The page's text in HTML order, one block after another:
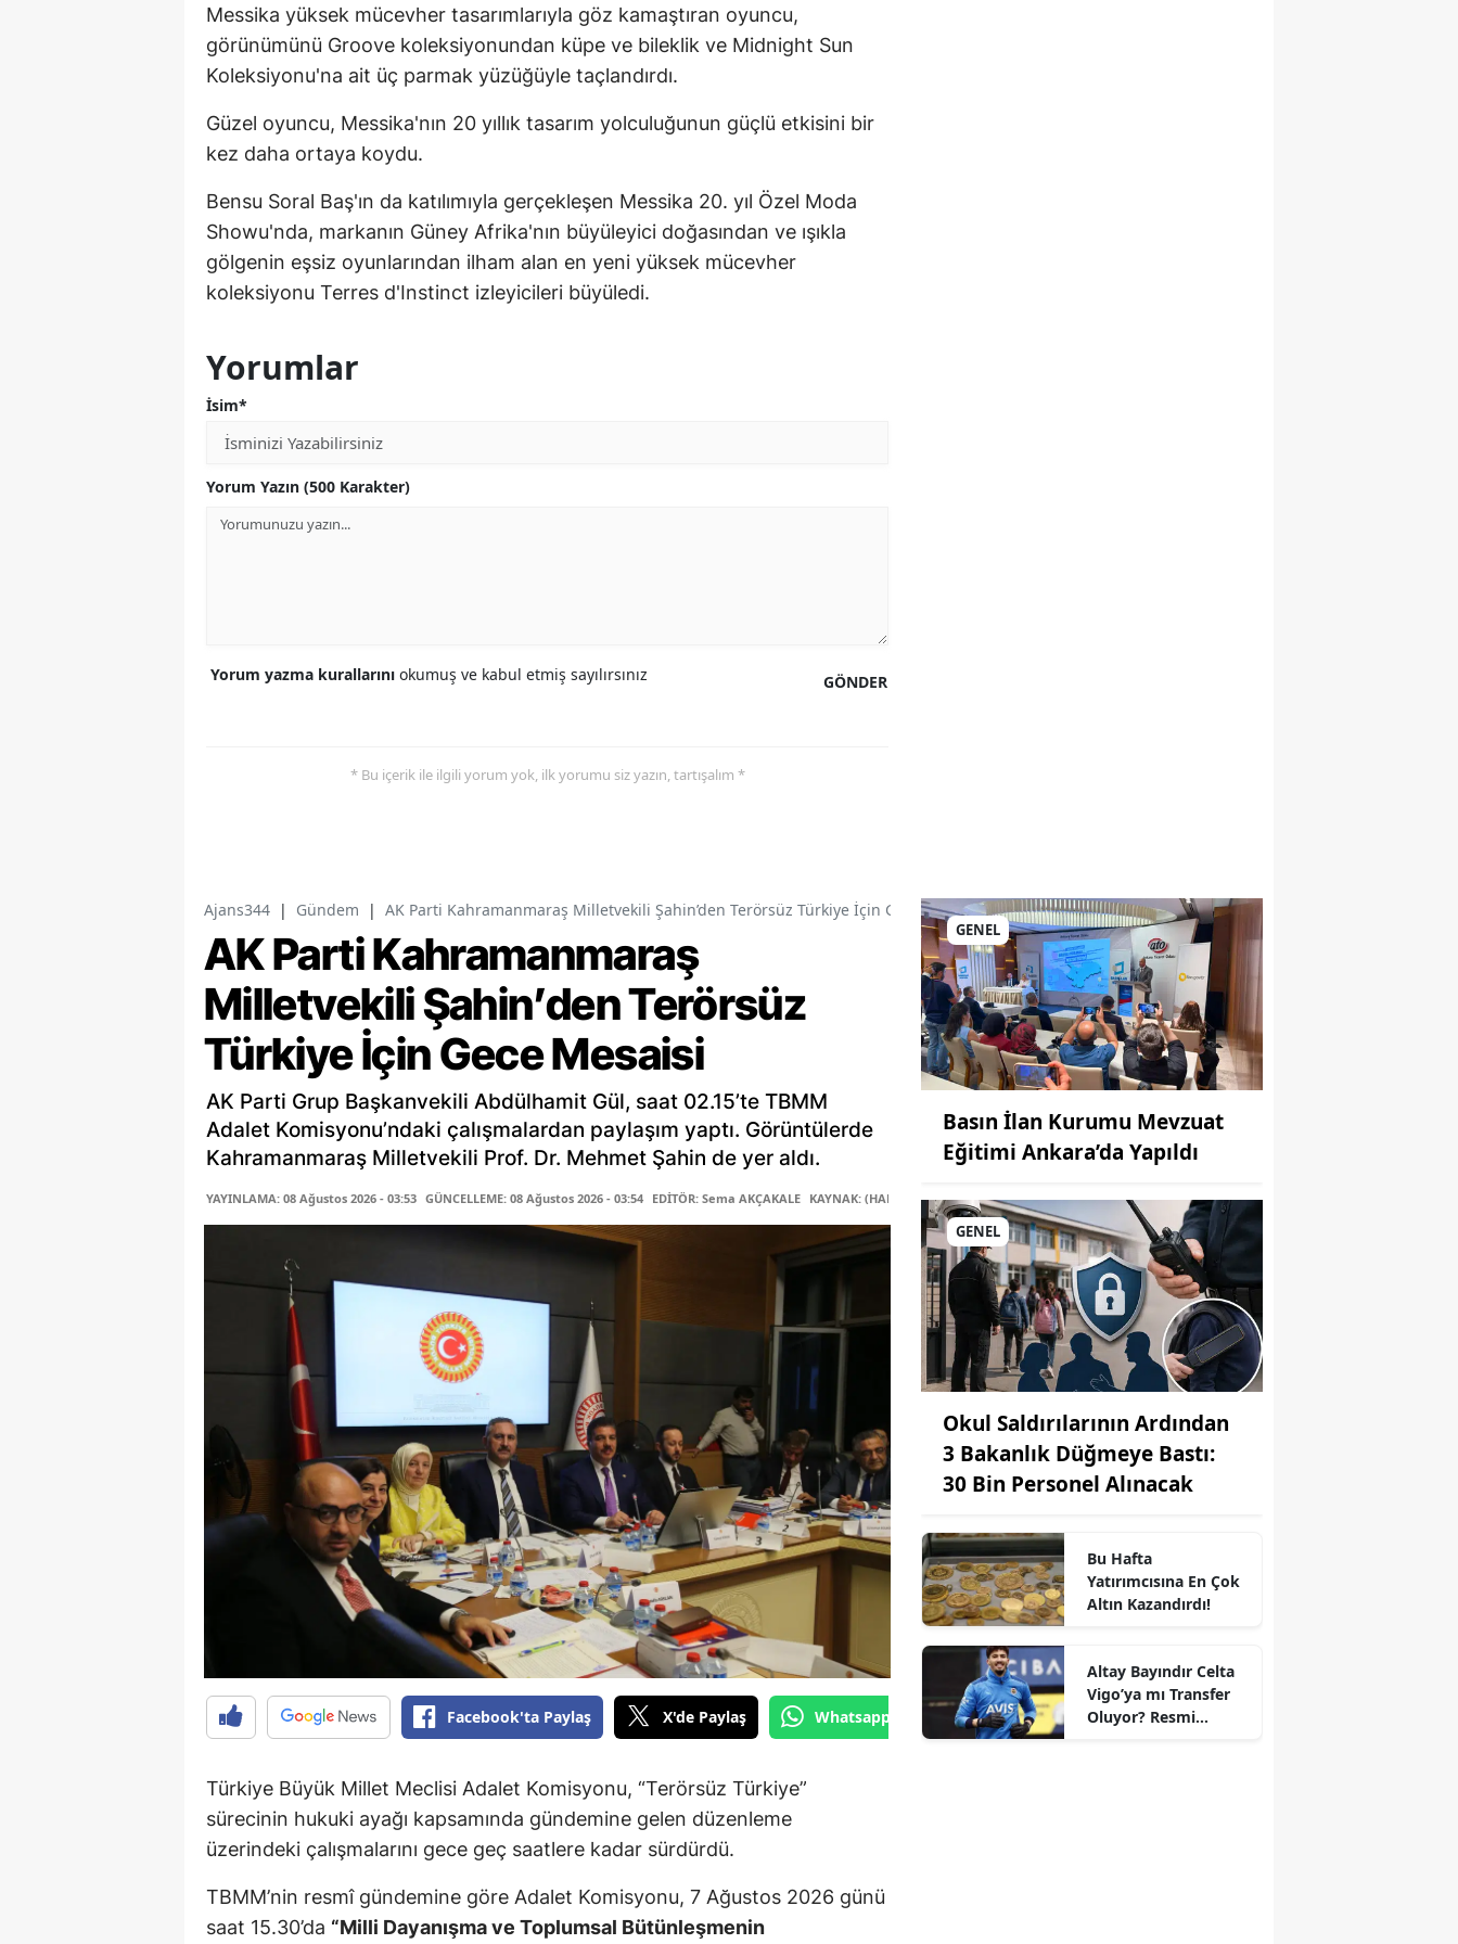
Messika yüksek mücevher tasarımlarıyla göz kamaştıran oyuncu,
görünümünü Groove koleksiyonundan küpe ve bileklik ve Midnight Sun
Koleksiyonu'na ait üç parmak yüzüğüyle taçlandırdı.
Güzel oyuncu, Messika'nın 20 yıllık tasarım yolculuğunun güçlü etkisini bir
kez daha ortaya koydu.
Bensu Soral Baş'ın da katılımıyla gerçekleşen Messika 20. yıl Özel Moda
Showu'nda, markanın Güney Afrika'nın büyüleyici doğasından ve ışıkla
gölgenin eşsiz oyunlarından ilham alan en yeni yüksek mücevher
koleksiyonu Terres d'Instinct izleyicileri büyüledi.
Yorumlar
İsim*
Yorum Yazın (500 Karakter)
GÖNDER
Yorum yazma kurallarını okumuş ve kabul etmiş sayılırsınız
* Bu içerik ile ilgili yorum yok, ilk yorumu siz yazın, tartışalım *
Ajans344 | Gündem | AK Parti Kahramanmaraş Milletvekili Şahin’den Terörsüz Türkiye İçin Gece Mesaisi
AK Parti Kahramanmaraş
Milletvekili Şahin’den Terörsüz
Türkiye İçin Gece Mesaisi
AK Parti Grup Başkanvekili Abdülhamit Gül, saat 02.15’te TBMM
Adalet Komisyonu’ndaki çalışmalardan paylaşım yaptı. Görüntülerde
Kahramanmaraş Milletvekili Prof. Dr. Mehmet Şahin de yer aldı.
YAYINLAMA: 08 Ağustos 2026 - 03:53 GÜNCELLEME: 08 Ağustos 2026 - 03:54 EDİTÖR: Sema AKÇAKALE KAYNAK: (HABER MERKEZİ) MUHABİR: Elife Karaarslan
Facebook'ta Paylaş X'de Paylaş Whatsapp'tan Gönder
Türkiye Büyük Millet Meclisi Adalet Komisyonu, “Terörsüz Türkiye”
sürecinin hukuki ayağı kapsamında gündemine gelen düzenleme
üzerindeki çalışmalarını gece geç saatlere kadar sürdürdü.
TBMM’nin resmî gündemine göre Adalet Komisyonu, 7 Ağustos 2026 günü
saat 15.30’da “Milli Dayanışma ve Toplumsal Bütünleşmenin
GENEL
Basın İlan Kurumu Mevzuat
Eğitimi Ankara’da Yapıldı
GENEL
Okul Saldırılarının Ardından
3 Bakanlık Düğmeye Bastı:
30 Bin Personel Alınacak
Bu Hafta
Yatırımcısına En Çok
Altın Kazandırdı!
Altay Bayındır Celta
Vigo’ya mı Transfer
Oluyor? Resmi